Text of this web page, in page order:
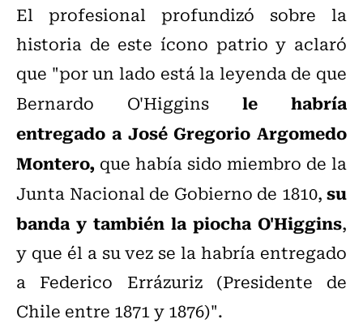
El profesional profundizó sobre la
historia de este ícono patrio y aclaró
que "por un lado está la leyenda de que
Bernardo O'Higgins le habría
entregado a José Gregorio Argomedo
Montero, que había sido miembro de la
Junta Nacional de Gobierno de 1810,su
banda y también la piocha O'Higgins,
y que él a su vez se la habría entregado
a Federico Errázuriz (Presidente de
Chile entre 1871 y 1876)".